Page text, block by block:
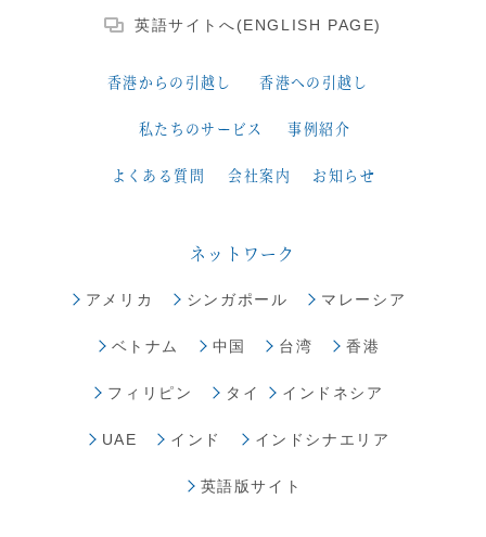
英語サイトへ(ENGLISH PAGE)
香港からの引越し 香港への引越し
私たちのサービス 事例紹介
よくある質問 会社案内 お知らせ
ネットワーク
アメリカ シンガポール マレーシア
ベトナム 中国 台湾 香港
フィリピン タイ インドネシア
UAE インド インドシナエリア
英語版サイト